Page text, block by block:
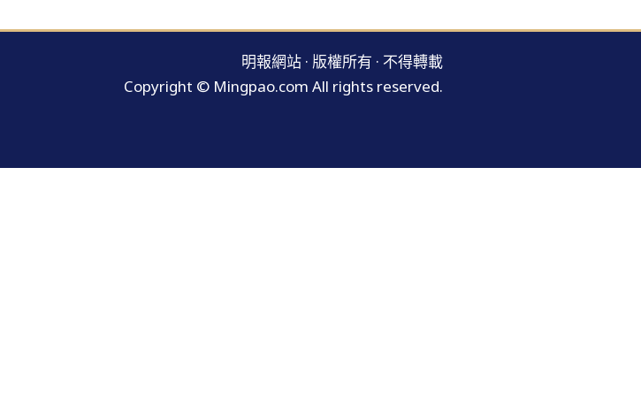
明報網站 · 版權所有 · 不得轉載
Copyright © Mingpao.com All rights reserved.